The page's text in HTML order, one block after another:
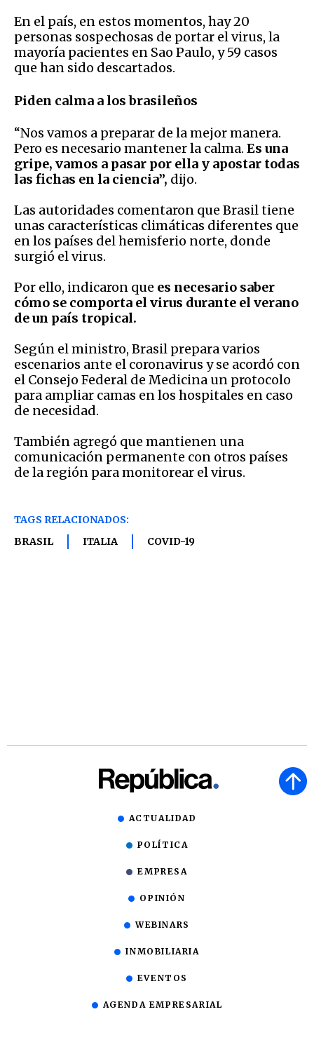
En el país, en estos momentos, hay 20
personas sospechosas de portar el virus, la
mayoría pacientes en Sao Paulo, y 59 casos
que han sido descartados.
Piden calma a los brasileños
“Nos vamos a preparar de la mejor manera.
Pero es necesario mantener la calma. Es una
gripe, vamos a pasar por ella y apostar todas
las fichas en la ciencia”, dijo.
Las autoridades comentaron que Brasil tiene
unas características climáticas diferentes que
en los países del hemisferio norte, donde
surgió el virus.
Por ello, indicaron que es necesario saber
cómo se comporta el virus durante el verano
de un país tropical.
Según el ministro, Brasil prepara varios
escenarios ante el coronavirus y se acordó con
el Consejo Federal de Medicina un protocolo
para ampliar camas en los hospitales en caso
de necesidad.
También agregó que mantienen una
comunicación permanente con otros países
de la región para monitorear el virus.
TAGS RELACIONADOS:
BRASIL
ITALIA COVID-19
ACTUALIDAD
POLÍTICA
EMPRESA
OPINIÓN
WEBINARS
INMOBILIARIA
EVENTOS
AGENDA EMPRESARIAL